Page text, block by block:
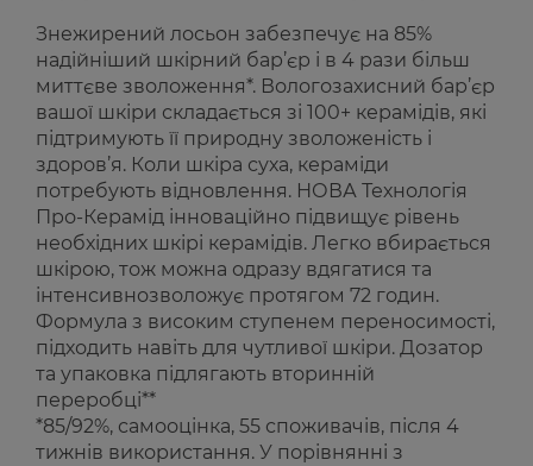
Знежирений лосьон забезпечує на 85%
надійніший шкірний бар’єр і в 4 рази більш
миттєве зволоження*. Вологозахисний бар’єр
вашої шкіри складається зі 100+ керамідів, які
підтримують її природну зволоженість і
здоров’я. Коли шкіра суха, кераміди
потребують відновлення. НОВА Технологія
Про-Керамід інноваційно підвищує рівень
необхідних шкірі керамідів. Легко вбирається
шкірою, тож можна одразу вдягатися та
інтенсивнозволожує протягом 72 годин.
Формула з високим ступенем переносимості,
підходить навіть для чутливої шкіри. Дозатор
та упаковка підлягають вторинній
переробці**
*85/92%, самооцінка, 55 споживачів, після 4
тижнів використання. У порівнянні з